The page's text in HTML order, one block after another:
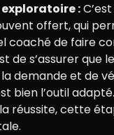
exploratoire :
offert, qui
coaché de faire
de s’assurer que
demande et de
bien l’outil
réussite, cette